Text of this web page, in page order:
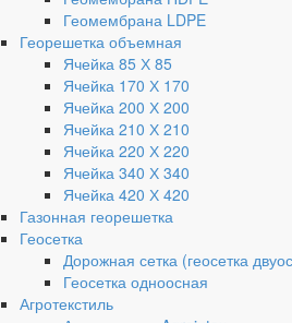
Геомембрана LDPE
Георешетка объемная
Ячейка 85 Х 85
Ячейка 170 Х 170
Ячейка 200 Х 200
Ячейка 210 Х 210
Ячейка 220 Х 220
Ячейка 340 Х 340
Ячейка 420 Х 420
Газонная георешетка
Геосетка
Дорожная сетка (геосетка
Геосетка одноосная
Агротекстиль